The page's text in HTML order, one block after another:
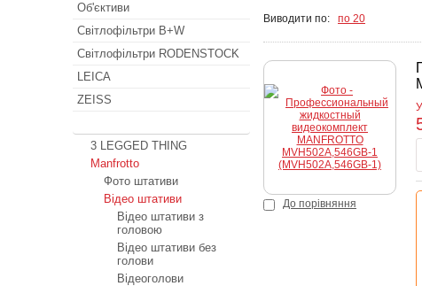
Виводити по: по 20
До порівняння
Об'єктиви
Світлофільтри B+W
Світлофільтри RODENSTOCK
LEICA
ZEISS
3 LEGGED THING
Manfrotto
Фото штативи
Відео штативи
Відео штативи з
головою
Відео штативи без
голови
Відеоголови